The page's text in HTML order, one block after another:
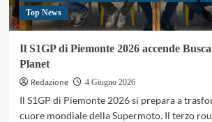
Top News
Il S1GP di Piemonte 2026 accende
Planet
Redazione
4 Giugno 2026
Il S1GP di Piemonte 2026 si prepara a
cuore mondiale della Supermoto. Il terzo